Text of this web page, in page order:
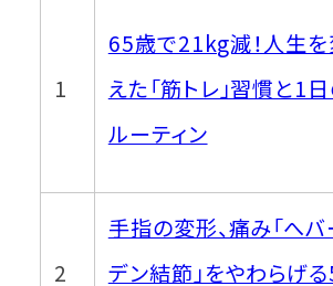
1
65歳で21kg減！人生
えた「筋トレ」習慣と1
ルーティン
2
手指の変形、痛み「へバ
デン結節」をやわらげ